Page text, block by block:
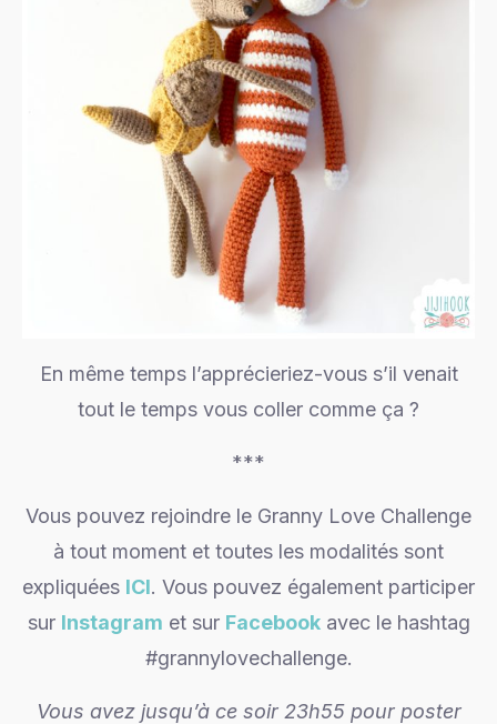
En même temps l’apprécieriez-vous s’il venait
tout le temps vous coller comme ça ?
***
Vous pouvez rejoindre le Granny Love Challenge
à tout moment et toutes les modalités sont
expliquées ICI. Vous pouvez également participer
sur Instagram et sur Facebookavec le hashtag
#grannylovechallenge.
Vous avez jusqu’à ce soir 23h55 pour poster